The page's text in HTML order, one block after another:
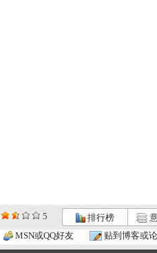
5 排行榜
MSN或QQ好友 贴到博客或